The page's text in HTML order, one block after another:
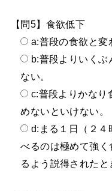
【問5】食欲低下
a:普段の食欲と変
b:普段よりいく
ない。
c:普段よりかなり
めないといけない。
d:まる１日（２４
べるのは極めて強
るよう説得されたと